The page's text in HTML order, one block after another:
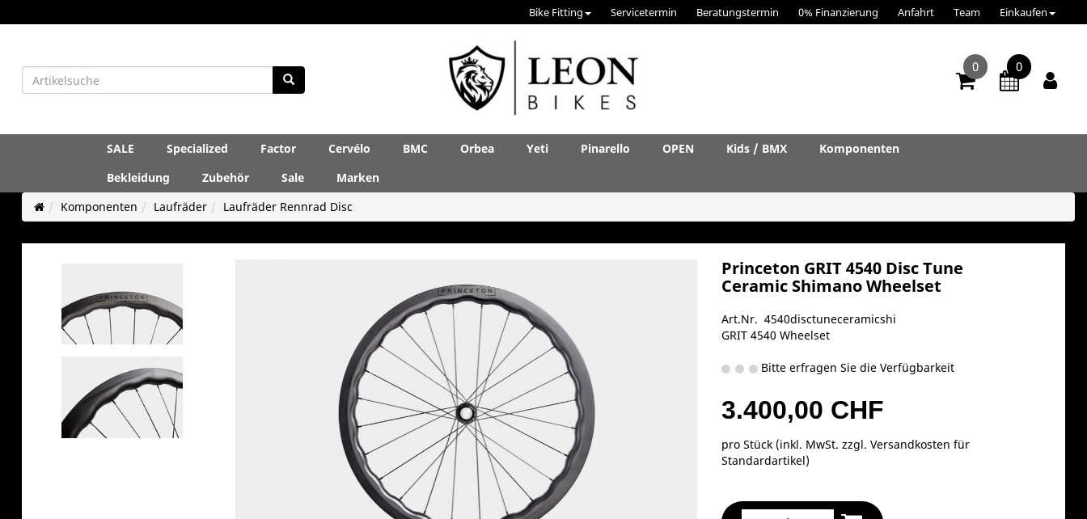
Bike Fitting Servicetermin Beratungstermin 0% Finanzierung Anfahrt Team Einkaufen
0 0
SALE Specialized Factor Cervélo BMC Orbea Yeti Pinarello OPEN Kids / BMX
Komponenten
Bekleidung
Zubehör Sale
Marken
Komponenten
Laufräder Laufräder Rennrad Disc
Princeton GRIT 4540 Disc Tune
Ceramic Shimano Wheelset
Art.Nr. 4540disctuneceramicshi
GRIT 4540 Wheelset
Bitte erfragen Sie die Verfügbarkeit
3.400,00 CHF
pro Stück (inkl. MwSt. zzgl.Versandkosten für
Standardartikel)